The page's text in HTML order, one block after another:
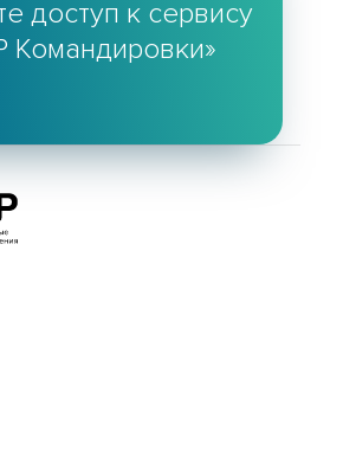
доступ к сервису
Командировки»